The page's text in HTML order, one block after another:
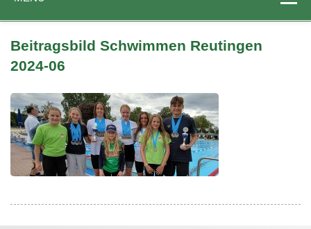
Beitragsbild Schwimmen Reutingen
2024-06